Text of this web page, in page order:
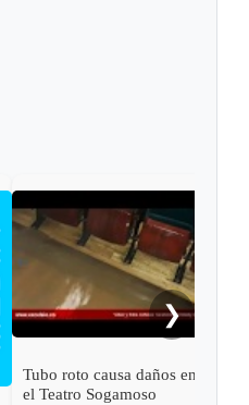
Tubo roto causa daños en
el Teatro Sogamoso
❯